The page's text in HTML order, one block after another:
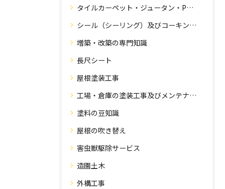
タイルカーペット・ジュータン・Pタイル・床・フローリング工事
シール（シーリング）及びコーキング工事の専門知識
増築・改築の専門知識
長尺シート
屋根塗装工事
工場・倉庫の塗装工事及びメンテナンス
塗料の豆知識
屋根の吹き替え
害虫獣駆除サービス
造園土木
外構工事